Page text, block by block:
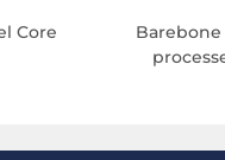
Core
Barebone